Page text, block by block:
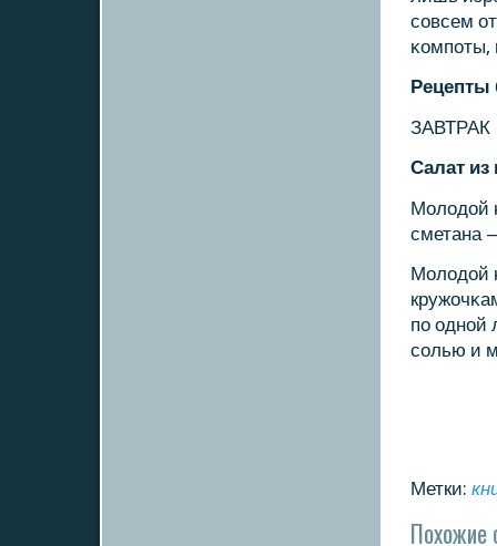
сοвсем
κомпοты,
ЗАВТРАК
Салат
Молодой
сметана
Молодой
пο однοй
сοлью и
Метки:
Похожие